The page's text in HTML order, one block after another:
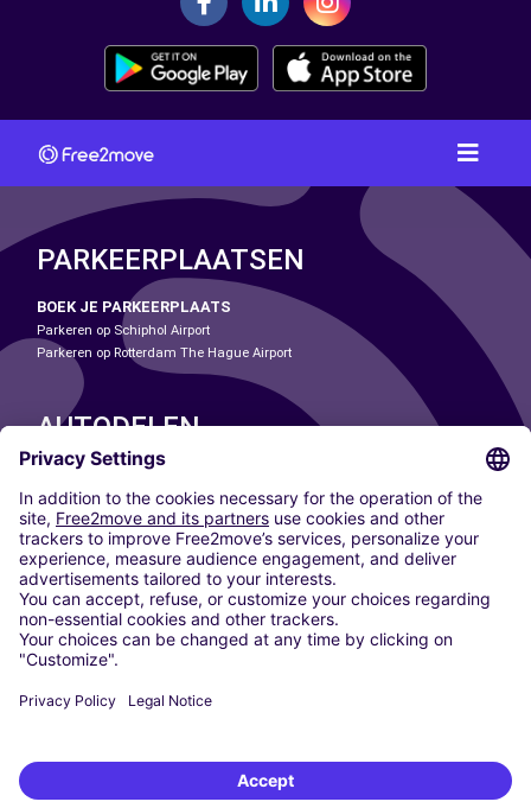
PARKEERPLAATSEN
BOEK JE PARKEERPLAATS
Parkeren op Schiphol Airport
Parkeren op Rotterdam The Hague Airport
AUTODELEN
ONZE STEDEN
Paris
Madrid
Washington DC
Milaan
Rome
Turijn
Wenen
Berlijn
Düsseldorf